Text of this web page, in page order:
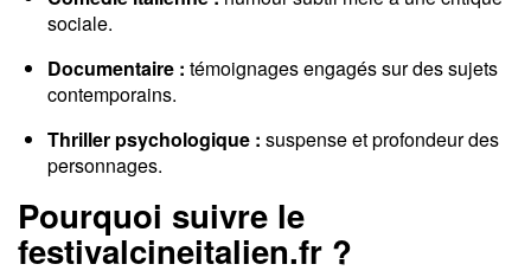
sociale.
Documentaire : témoignages engagés sur des sujets
contemporains.
Thriller psychologique : suspense et profondeur des
personnages.
Pourquoi suivre le
festivalcineitalien.fr ?